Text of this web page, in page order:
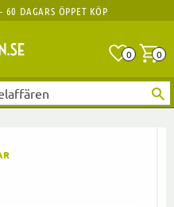
60 DAGARS ÖPPET KÖP
0 0